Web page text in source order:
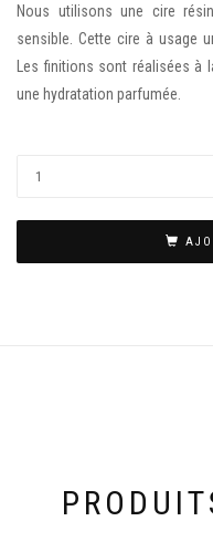
Nous utilisons une cire
sensible. Cette cire à usage
Les finitions sont réalisées à
une hydratation parfumée.